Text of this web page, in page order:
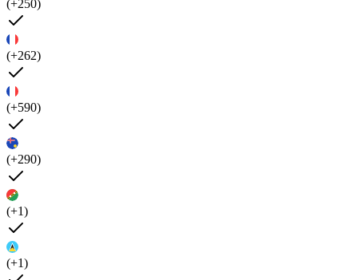
(+250)
(+262)
(+590)
(+290)
(+1)
(+1)